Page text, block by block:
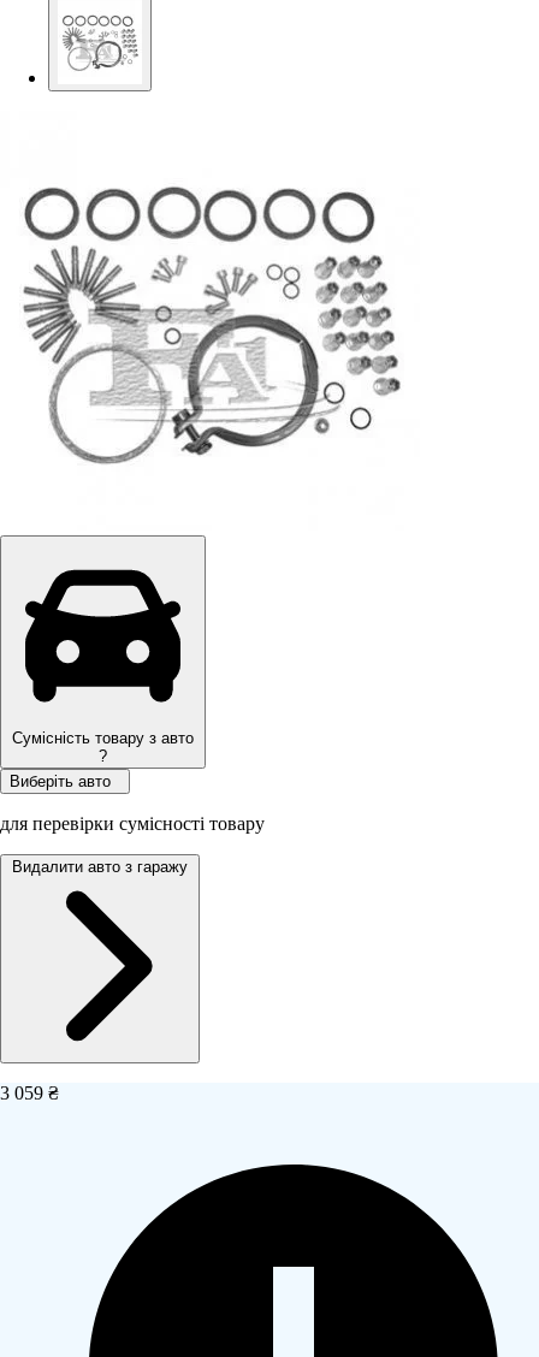
Сумісність товару з авто
?
Виберіть авто
для перевірки сумісності товару
Видалити авто з гаражу
3 059 ₴